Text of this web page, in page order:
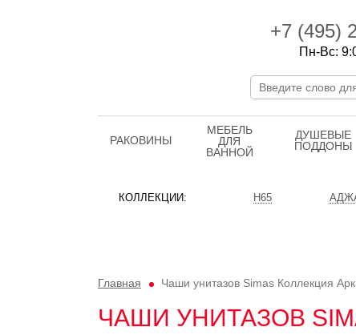
+7 (495)
Пн-Вс:
РАКОВИНЫ
МЕБЕЛЬ
ДЛЯ
ВАННОЙ
ДУШЕВЫЕ
ПОДДОНЫ
КОЛЛЕКЦИИ: H65
Главная Чаши унитазов Simas Коллекция
ЧАШИ УНИТАЗОВ